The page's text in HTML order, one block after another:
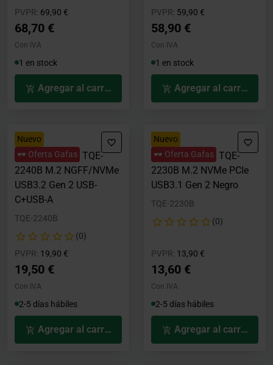
PVPR: Precio rebajado desde
69,90 €
68,70 €
Con IVA
1 en stock
Agregar al carrito
PVPR: Precio rebajado desde
59,90 €
58,90 €
Con IVA
1 en stock
Agregar al carrito
Nuevo
🕶️ Oferta Gafas
Caja SSD Tooq TQE-
2240B M.2 NGFF/NVMe
USB3.2 Gen 2 USB-
C+USB-A
TQE-2240B
(0)
PVPR: Precio rebajado desde
19,90 €
19,50 €
Con IVA
2-5 días hábiles
Agregar al carrito
Nuevo
🕶️ Oferta Gafas
Caja SSD Tooq TQE-
2230B M.2 NVMe PCIe
USB3.1 Gen 2 Negro
TQE-2230B
(0)
PVPR: Precio rebajado desde
13,90 €
13,60 €
Con IVA
2-5 días hábiles
Agregar al carrito